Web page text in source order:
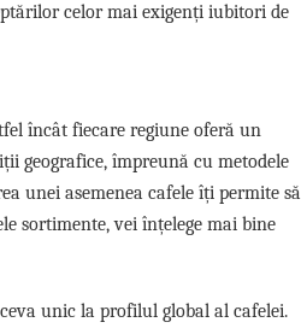
celor mai exigenți iubitori de
încât fiecare regiune oferă un
geografice, împreună cu metodele
unei asemenea cafele îți permite să
sortimente, vei înțelege mai bine
unic la profilul global al cafelei.